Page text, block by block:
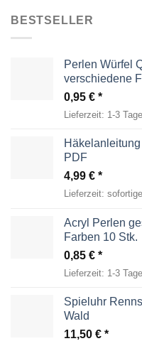
BESTSELLER
Perlen Würfel
verschiedene
0,95 €
Lieferzeit: 1-3 Tage
PDF
4,99 €
Lieferzeit:
Acryl Perlen
Farben 10 Stk.
0,85 €
Lieferzeit: 1-3 Tage
Spieluhr
Wald
11,50 €